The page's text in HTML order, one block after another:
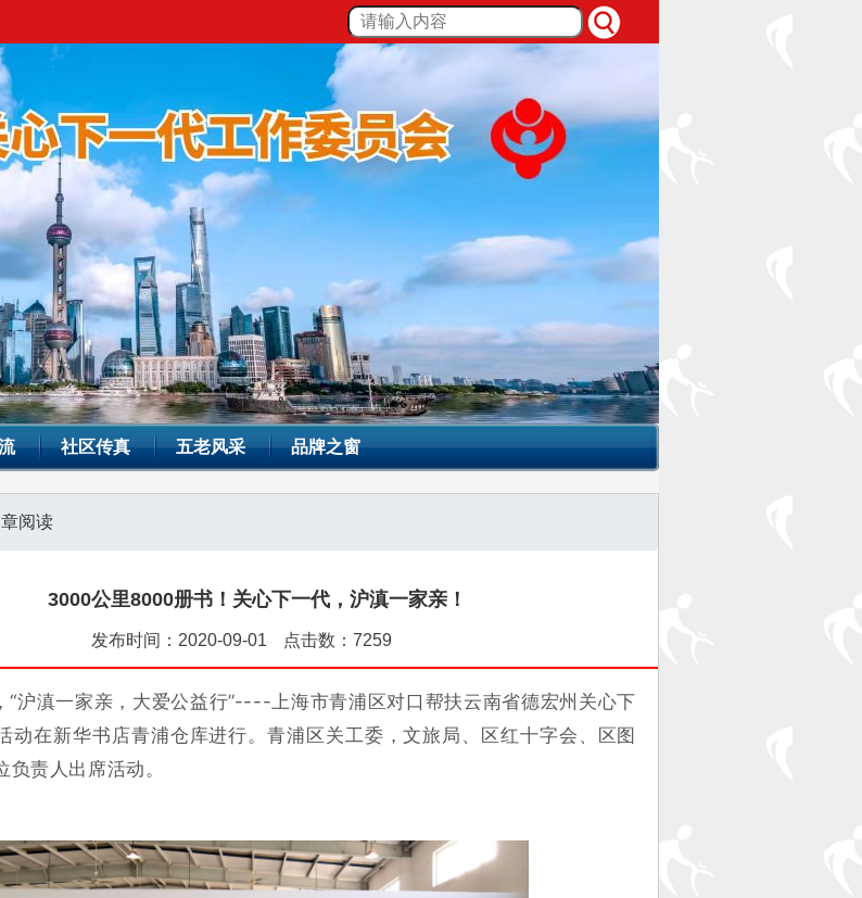
社区传真 五老风采 品牌之窗
阅读
3000公里8000册书！关心下一代，沪滇一家亲！
发布时间：2020-09-01 点击数：7259
“沪滇一家亲，大爱公益行”----上海市青浦区对口帮扶云南省德宏州关心下
动在新华书店青浦仓库进行。青浦区关工委，文旅局、区红十字会、区图
负责人出席活动。